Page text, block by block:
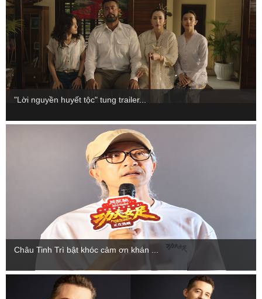
"Lời nguyền huyết tộc" tung trailer...
Châu Tinh Trì bật khóc cảm ơn khán ...